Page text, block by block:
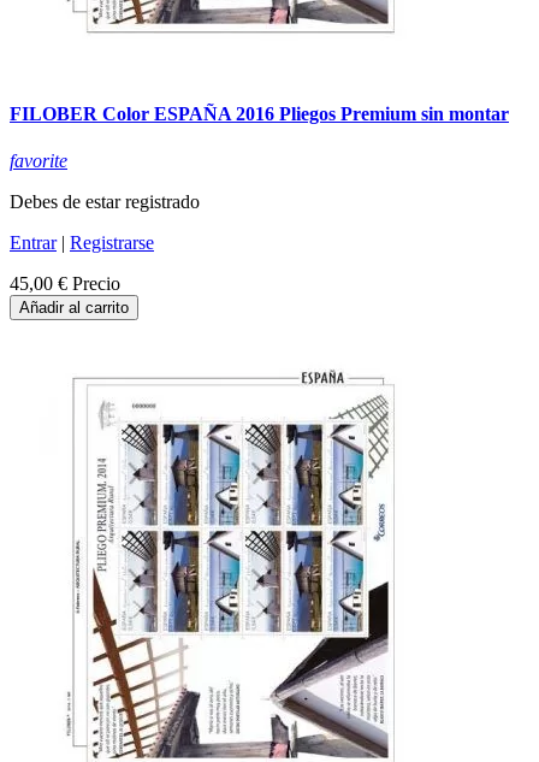
FILOBER Color ESPAÑA 2016 Pliegos Premium sin montar
favorite
Debes de estar registrado
Entrar| Registrarse
45,00 € Precio
Añadir al carrito